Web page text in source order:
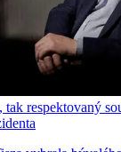
respektovaný